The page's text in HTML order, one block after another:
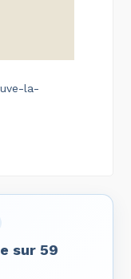
la-
sur 59